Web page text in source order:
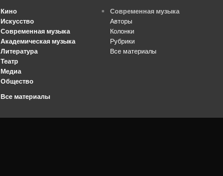
Кино
Искусство
Современная музыка
Академическая музыка
Литература
Театр
Медиа
Общество
Все материалы
Современная музыка
Авторы
Колонки
Рубрики
Все материалы